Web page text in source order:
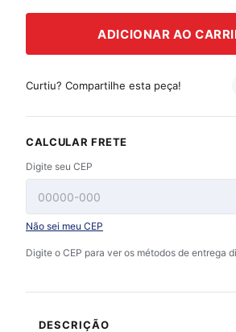
ADICIONAR AO
Curtiu? Compartilhe esta peça!
CALCULAR FRETE
Digite seu CEP
Não sei meu CEP
Digite o CEP para ver os métodos de entrega
DESCRIÇÃO